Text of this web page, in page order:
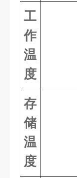
工
作
温
度
存
储
温
度